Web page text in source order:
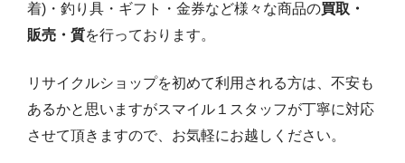
着)・釣り具・ギフト・金券など様々な商品の買取・
販売・質を行っております。
リサイクルショップを初めて利用される方は、不安も
あるかと思いますがスマイル１スタッフが丁寧に対応
させて頂きますので、お気軽にお越しください。